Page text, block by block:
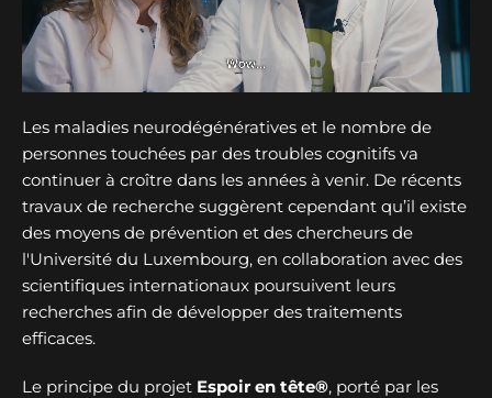
Les maladies neurodégénératives et le nombre de
personnes touchées par des troubles cognitifs va
continuer à croître dans les années à venir. De récents
travaux de recherche suggèrent cependant qu’il existe
des moyens de prévention et des chercheurs de
l'Université du Luxembourg, en collaboration avec des
scientifiques internationaux poursuivent leurs
recherches afin de développer des traitements
efficaces.
Le principe du projet Espoir en tête®, porté par les